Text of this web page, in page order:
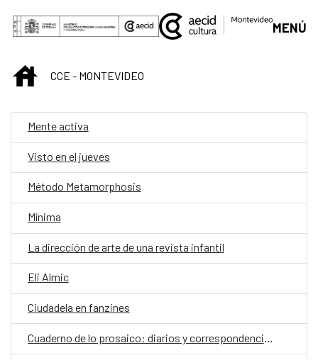
Saltar al contenido principal
MENÚ
INICIOCCE - MONTEVIDEO
Mente activa
Visto en el jueves
Método Metamorphosis
Mínima
La dirección de arte de una revista infantil
Eli Almic
Ciudadela en fanzines